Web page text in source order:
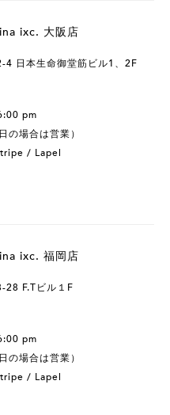
ixc. 大阪店
日本生命御堂筋ビル1、2F
pm
の場合は営業）
/ Lapel
ixc. 福岡店
28 F.Tビル１F
pm
の場合は営業）
/ Lapel